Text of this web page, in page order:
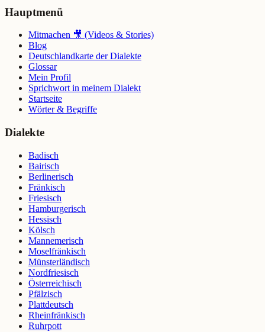
Hauptmenü
Mitmachen 🎥 (Videos & Stories)
Blog
Deutschlandkarte der Dialekte
Glossar
Mein Profil
Sprichwort in meinem Dialekt
Startseite
Wörter & Begriffe
Dialekte
Badisch
Bairisch
Berlinerisch
Fränkisch
Friesisch
Hamburgerisch
Hessisch
Kölsch
Mannemerisch
Moselfränkisch
Münsterländisch
Nordfriesisch
Österreichisch
Pfälzisch
Plattdeutsch
Rheinfränkisch
Ruhrpott